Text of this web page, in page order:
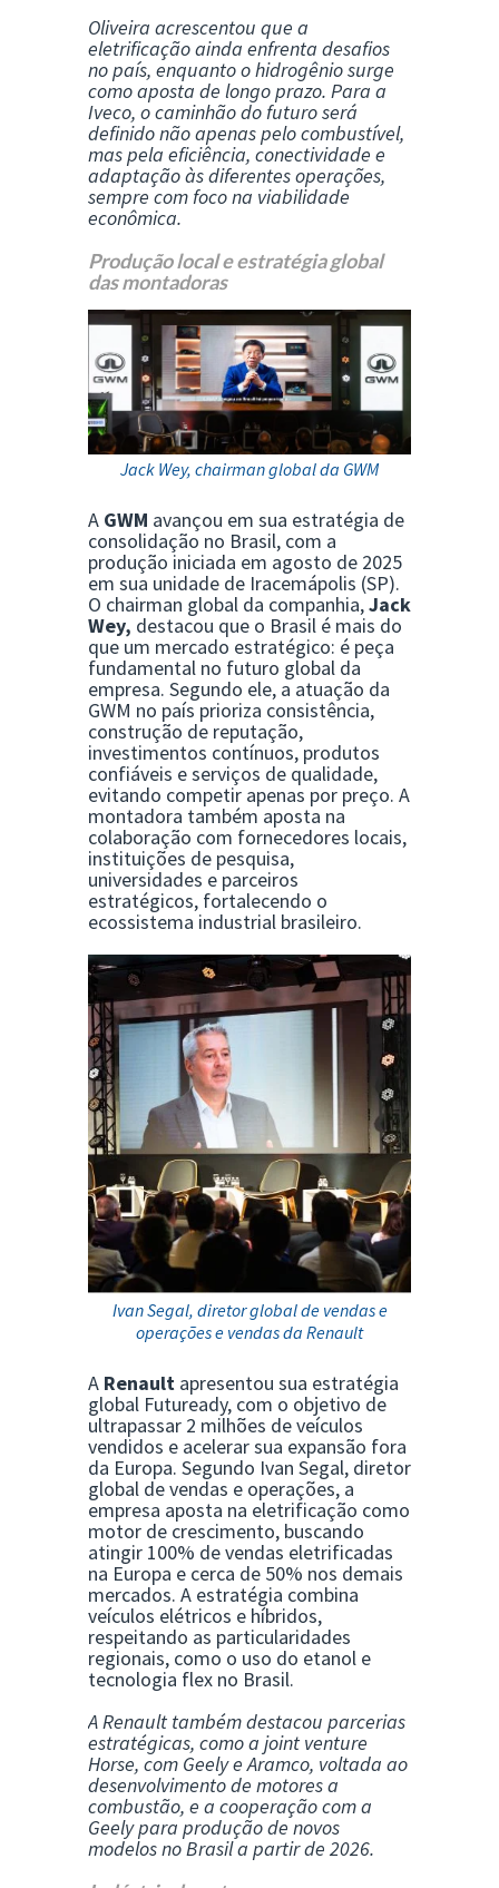
Oliveira acrescentou que a
eletrificação ainda enfrenta desafios
no país, enquanto o hidrogênio surge
como aposta de longo prazo. Para a
Iveco, o caminhão do futuro será
definido não apenas pelo combustível,
mas pela eficiência, conectividade e
adaptação às diferentes operações,
sempre com foco na viabilidade
econômica.
Produção local e estratégia global
das montadoras
Jack Wey, chairman global da GWM
A GWM avançou em sua estratégia de
consolidação no Brasil, com a
produção iniciada em agosto de 2025
em sua unidade de Iracemápolis (SP).
O chairman global da companhia,Jack
Wey, destacou que o Brasil é mais do
que um mercado estratégico: é peça
fundamental no futuro global da
empresa. Segundo ele, a atuação da
GWM no país prioriza consistência,
construção de reputação,
investimentos contínuos, produtos
confiáveis e serviços de qualidade,
evitando competir apenas por preço. A
montadora também aposta na
colaboração com fornecedores locais,
instituições de pesquisa,
universidades e parceiros
estratégicos, fortalecendo o
ecossistema industrial brasileiro.
Ivan Segal, diretor global de vendas e
operações e vendas da Renault
A Renault apresentou sua estratégia
global Futuready, com o objetivo de
ultrapassar 2 milhões de veículos
vendidos e acelerar sua expansão fora
da Europa. Segundo Ivan Segal, diretor
global de vendas e operações, a
empresa aposta na eletrificação como
motor de crescimento, buscando
atingir 100% de vendas eletrificadas
na Europa e cerca de 50% nos demais
mercados. A estratégia combina
veículos elétricos e híbridos,
respeitando as particularidades
regionais, como o uso do etanol e
tecnologia flex no Brasil.
A Renault também destacou parcerias
estratégicas, como a joint venture
Horse, com Geely e Aramco, voltada ao
desenvolvimento de motores a
combustão, e a cooperação com a
Geely para produção de novos
modelos no Brasil a partir de 2026.